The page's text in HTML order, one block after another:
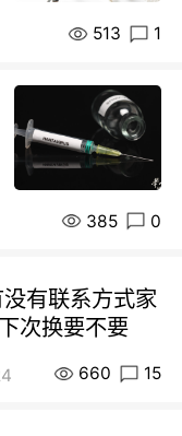
513 1
385 0
有联系方式家
次换要不要
660 15